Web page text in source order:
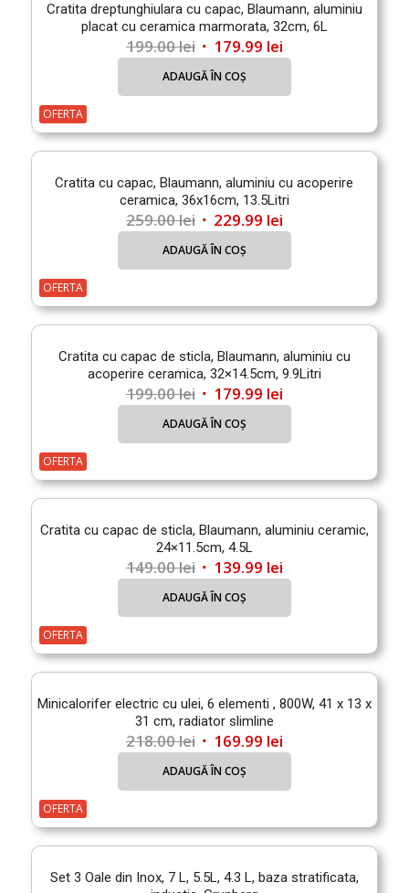
Cratita dreptunghiulara cu capac, Blaumann, aluminiu
placat cu ceramica marmorata, 32cm, 6L
199.00lei Prețul
inițial
199.00 lei.
179.99 leiPrețul
curent
este:
ADAUGĂ ÎN COȘ
OFERTA
Cratita cu capac, Blaumann, aluminiu cu acoperire
ceramica, 36x16cm, 13.5Litri
259.00lei Prețul
inițial
259.00 lei.
229.99 leiPrețul
curent
este:
ADAUGĂ ÎN COȘ
OFERTA
Cratita cu capac de sticla, Blaumann, aluminiu cu
acoperire ceramica, 32×14.5cm, 9.9Litri
199.00lei Prețul
inițial
199.00 lei.
179.99 leiPrețul
curent
este:
ADAUGĂ ÎN COȘ
OFERTA
Cratita cu capac de sticla, Blaumann, aluminiu ceramic,
24×11.5cm, 4.5L
149.00lei Prețul
inițial
149.00 lei.
139.99 leiPrețul
curent
este:
ADAUGĂ ÎN COȘ
OFERTA
Minicalorifer electric cu ulei, 6 elementi , 800W, 41 x 13 x
31 cm, radiator slimline
218.00lei Prețul
inițial
218.00 lei.
169.99 leiPrețul
curent
este:
ADAUGĂ ÎN COȘ
OFERTA
Set 3 Oale din Inox, 7 L, 5.5L, 4.3 L, baza stratificata,